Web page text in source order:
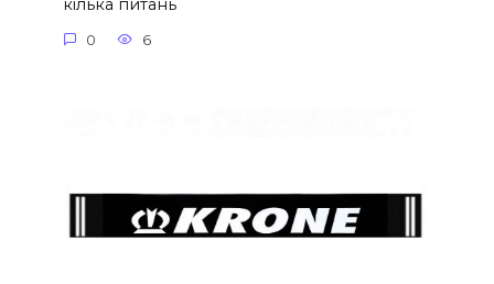
кілька питань
0 6